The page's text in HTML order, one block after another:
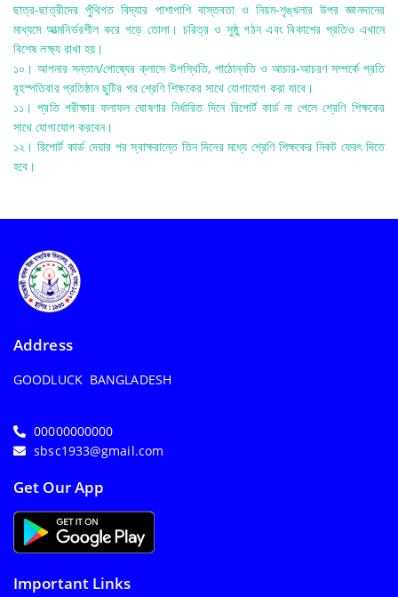
ছাত্র-ছাত্রীদের পুঁথিগত বিদ্যার পাশাপাশি বাস্তবতা ও নিয়ম-শৃঙ্খলার উপর জ্ঞানদানের
মাধ্যমে আত্মনির্ভরশীল করে গড়ে তোলা। চরিত্র ও সুষ্ঠু গঠন এবং বিকাশের প্রতিও এখানে
বিশেষ লক্ষ্য রাখা হয়।
১০। আপনার সন্তান/পোষ্যের ক্লাসে উপস্থিতি, পাঠোন্নতি ও আচার-আচরণ সম্পর্কে প্রতি
বৃহস্পতিবার প্রতিষ্ঠান ছুটির পর শ্রেণি শিক্ষকের সাথে যোগাযোগ করা যাবে।
১১। প্রতি পরীক্ষার ফলাফল ঘোষণার নির্ধারিত দিনে রিপোর্ট কার্ড না পেলে শ্রেণি শিক্ষকের
সাথে যোগাযোগ করবেন।
১২। রিপোর্ট কার্ড দেয়ার পর স্বাক্ষরান্তে তিন দিনের মধ্যে শ্রেণি শিক্ষকের নিকট ফেরৎ দিতে
হবে।
Address
GOODLUCK BANGLADESH
00000000000
sbsc1933@gmail.com
Get Our App
Important Links